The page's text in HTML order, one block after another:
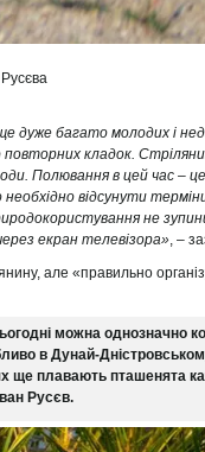
дуже багато молодих і
кладок.
Полювання в цей час –
відсунути
не
екран телевізора», –
але «правильно
можна однозначно
в Дунай-
ще плавають пташенята
Русєв.